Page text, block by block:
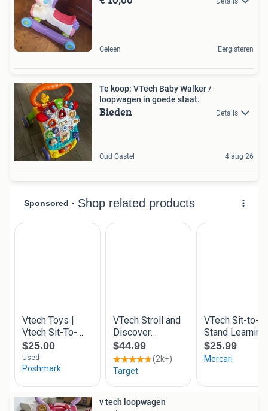
Geleen Eergisteren
Te koop: VTech Baby Walker /
loopwagen in goede staat.
Bieden Details
Oud Gastel 4 aug 26
v tech loopwagen